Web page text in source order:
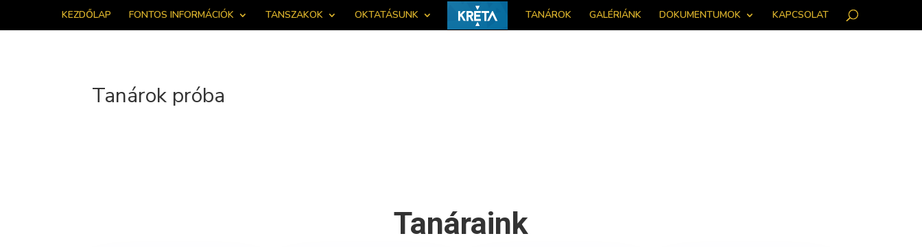
KEZDŐLAP FONTOS INFORMÁCIÓK TANSZAKOK OKTATÁSUNK TANÁROK GALÉRIÁNK DOKUMENTUMOK KAPCSOLAT
Tanárok próba
Tanáraink